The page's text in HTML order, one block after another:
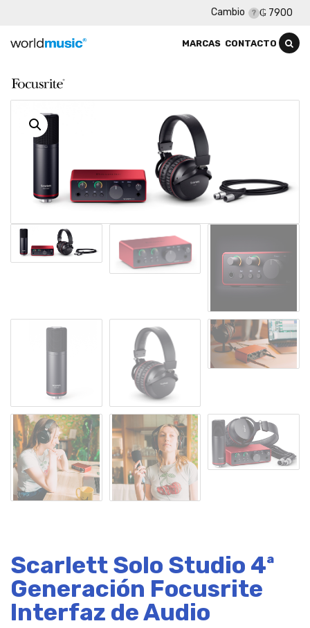
Cambio ₲ 7900
MARCAS CONTACTO
Scarlett Solo Studio 4ª
Generación Focusrite
Interfaz de Audio